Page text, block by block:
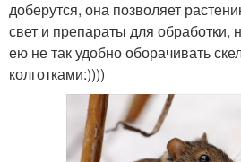
доберутся, она позволяет
свет и препараты для обработки,
ею не так удобно оборачивать
колготками:))))